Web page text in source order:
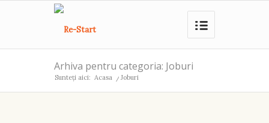
Arhiva pentru categoria: Joburi
Sunteți aici: Acasa / Joburi